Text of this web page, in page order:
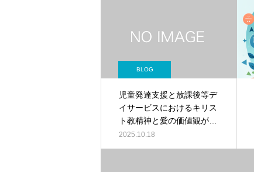
BLOG
児童発達支援と放課後等デ
イサービスにおけるキリス
ト教精神と愛の価値観が育
む無限の可能性
2025.10.18